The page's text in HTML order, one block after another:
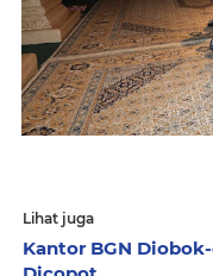
Lihat juga
Kantor BGN